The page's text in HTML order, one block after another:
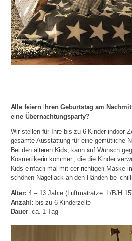
Alle feiern Ihren Geburtstag am
eine Übernachtungsparty?
Wir stellen für Ihre bis zu 6 Kinder indoor
gesamte Ausstattung für eine gemütliche
Bei den älteren Kids, kann auf Wunsch
Kosmetikerin kommen, die die Kinder
Kids einfach mal mit der richtigen Maske
schönen Nagellack an den Händen bei
Alter: 4 – 13 Jahre (Luftmatratze: L/B/
Anzahl: bis zu 6 Kinderzelte
Dauer: ca. 1 Tag